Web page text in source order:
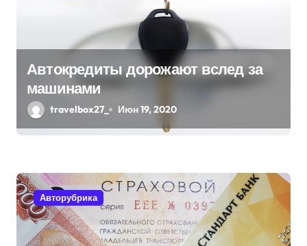
Автокредиты дорожают вслед за
машинами
travelbox27_ Июн 19, 2020
Авторубрика